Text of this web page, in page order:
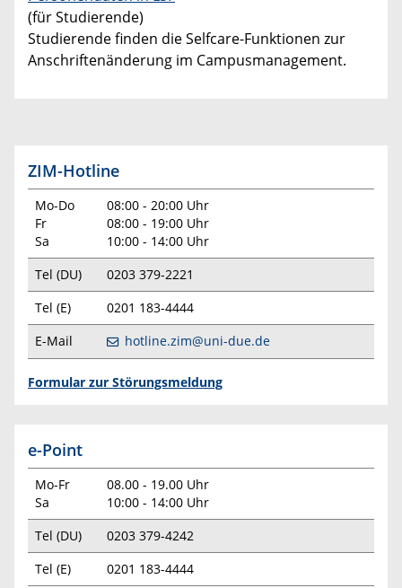
(für Studierende)
Studierende finden die Selfcare-Funktionen zur
Anschriftenänderung im Campusmanagement.
ZIM-Hotline
Mo-Do
Fr
Sa
08:00 - 20:00 Uhr
08:00 - 19:00 Uhr
10:00 - 14:00 Uhr
Tel (DU)
0203 379-2221
Tel (E)
0201 183-4444
E-Mail
hotline.zim@uni-due.de
Formular zur Störungsmeldung
e-Point
Mo-Fr
Sa
08.00 - 19.00 Uhr
10:00 - 14:00 Uhr
Tel (DU)
0203 379-4242
Tel (E)
0201 183-4444